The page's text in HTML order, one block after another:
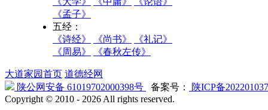
《孟子》
五经：
《诗经》
《尚书》
《礼记》
《周易》
《春秋左传》
大道家园首页 道德经网
陕公网安备 61019702000398号
备案号：
陕ICP备
Copyright © 2010 - 2026 All rights reserved.